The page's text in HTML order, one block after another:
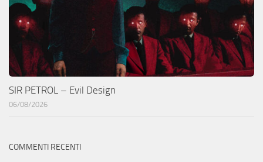
SIR PETROL – Evil Design
06/08/2026
COMMENTI RECENTI